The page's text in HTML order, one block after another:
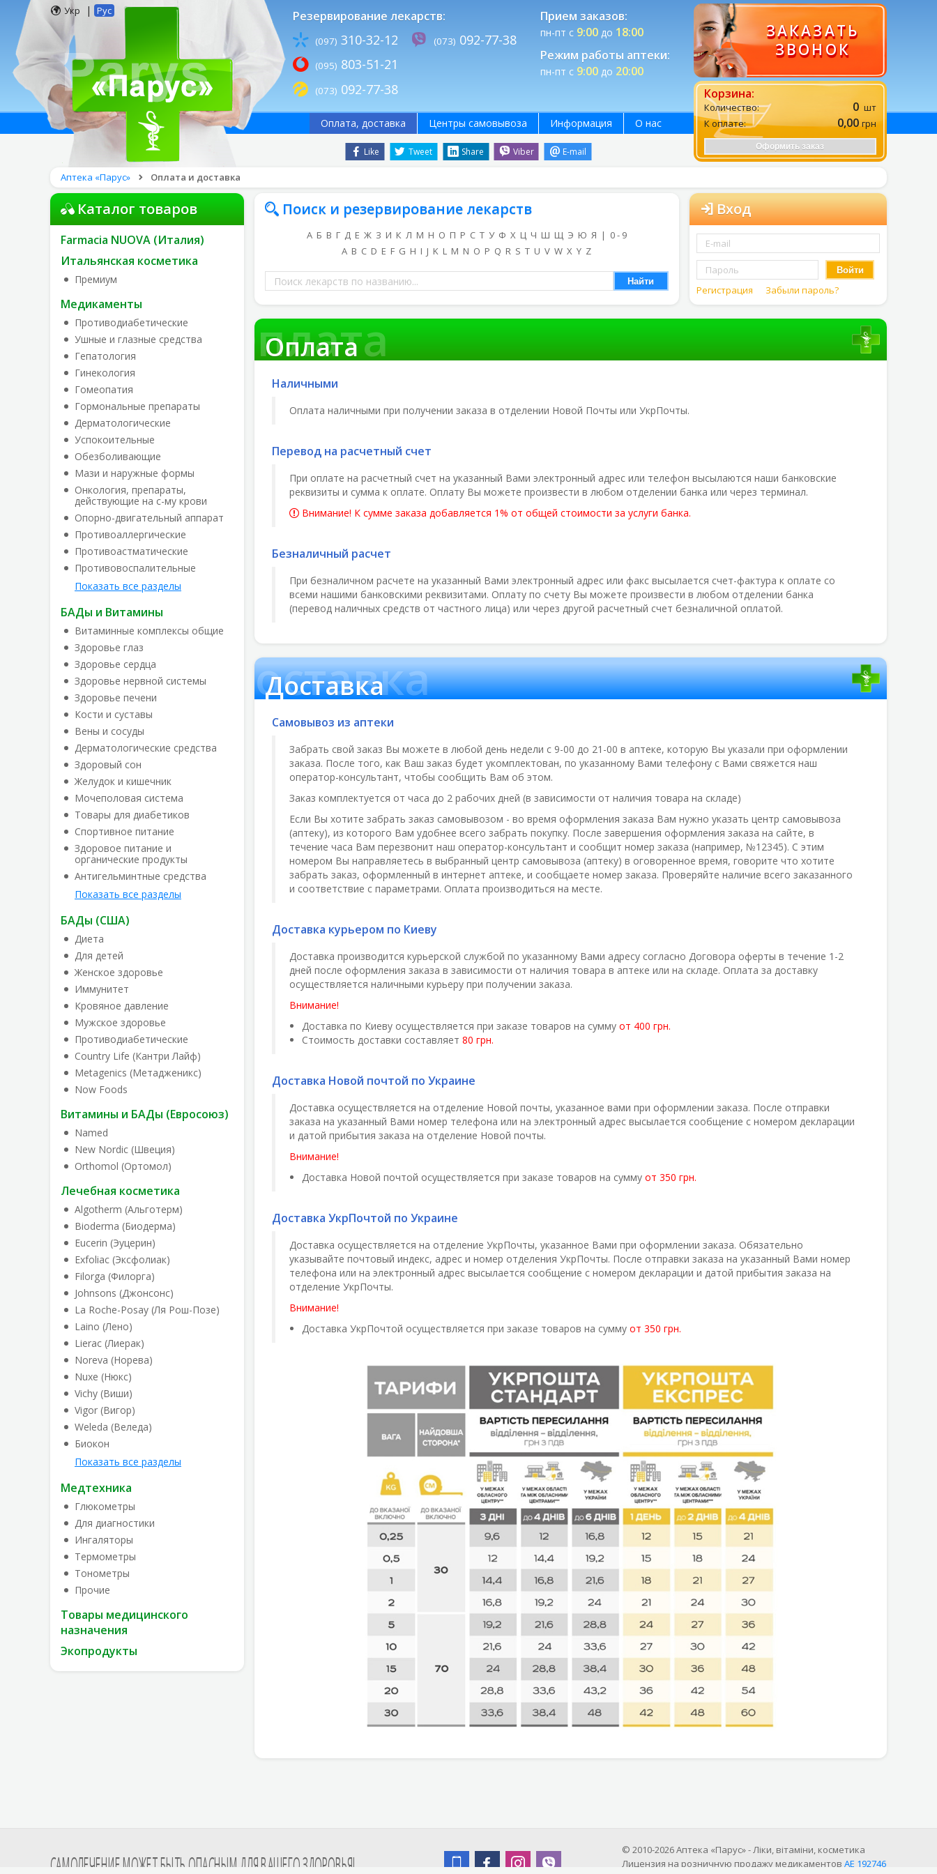
Укр | Рус Резервирование лекарств:
(097) 310-32-12
(095) 803-51-21
(073) 092-77-38
(073) 092-77-38
Прием заказов:
пн-пт с 9:00до 18:00
Режим работы аптеки:
пн-пт с 9:00до 20:00
ЗАКАЗАТЬ
ЗВОНОК
Корзина:
Количество: 0 шт
К оплате:
0,00 грн
Оформить заказ
Like Tweet Share Viber E-mail
Оплата, доставка Центры самовывоза Информация О нас
Аптека «Парус» Оплата и доставка
Каталог товаров
Farmacia NUOVA (Италия)
Итальянская косметика
Премиум
Медикаменты
Противодиабетические
Ушные и глазные средства
Гепатология
Гинекология
Гомеопатия
Гормональные препараты
Дерматологические
Успокоительные
Обезболивающие
Мази и наружные формы
Онкология, препараты,
действующие на с-му крови
Опорно-двигательный аппарат
Противоаллергические
Противоастматические
Противовоспалительные
Показать все разделы
БАДы и Витамины
Витаминные комплексы общие
Здоровье глаз
Здоровье сердца
Здоровье нервной системы
Здоровье печени
Кости и суставы
Вены и сосуды
Дерматологические средства
Здоровый сон
Желудок и кишечник
Мочеполовая система
Товары для диабетиков
Спортивное питание
Здоровое питание и
органические продукты
Антигельминтные средства
Показать все разделы
БАДы (США)
Диета
Для детей
Женское здоровье
Иммунитет
Кровяное давление
Мужское здоровье
Противодиабетические
Country Life (Кантри Лайф)
Metagenics (Метадженикс)
Now Foods
Витамины и БАДы (Евросоюз)
Named
New Nordic (Швеция)
Orthomol (Ортомол)
Лечебная косметика
Algotherm (Альготерм)
Bioderma (Биодерма)
Eucerin (Эуцерин)
Exfoliac (Эксфолиак)
Filorga (Филорга)
Johnsons (Джонсонс)
La Roche-Posay (Ля Рош-Позе)
Laino (Лено)
Lierac (Лиерак)
Noreva (Норева)
Nuxe (Нюкс)
Vichy (Виши)
Vigor (Вигор)
Weleda (Веледа)
Биокон
Показать все разделы
Медтехника
Глюкометры
Для диагностики
Ингаляторы
Термометры
Тонометры
Прочие
Товары медицинского
назначения
Экопродукты
Поиск и резервирование лекарств
А Б В Г Д Е Ж З И К Л М Н О П Р С Т У Ф Х Ц Ч Ш Щ Э Ю Я | 0 - 9
A B C D E F G H I J K L M N O P Q R S T U V W X Y Z
Поиск
лекарств
по
названию
Найти
Вход
Войти
Регистрация Забыли пароль?
Оплата
Оплата
Наличными
Оплата наличными при получении заказа в отделении Новой Почты или УкрПочты.
Перевод на расчетный счет
При оплате на расчетный счет на указанный Вами электронный адрес или телефон высылаются наши банковские
реквизиты и сумма к оплате. Оплату Вы можете произвести в любом отделении банка или через терминал.
Внимание! К сумме заказа добавляется 1% от общей стоимости за услуги банка.
Безналичный расчет
При безналичном расчете на указанный Вами электронный адрес или факс высылается счет-фактура к оплате со
всеми нашими банковскими реквизитами. Оплату по счету Вы можете произвести в любом отделении банка
(перевод наличных средств от частного лица) или через другой расчетный счет безналичной оплатой.
Доставка
Доставка
Самовывоз из аптеки
Забрать свой заказ Вы можете в любой день недели с 9-00 до 21-00 в аптеке, которую Вы указали при оформлении
заказа. После того, как Ваш заказ будет укомплектован, по указанному Вами телефону с Вами свяжется наш
оператор-консультант, чтобы сообщить Вам об этом.
Заказ комплектуется от часа до 2 рабочих дней (в зависимости от наличия товара на складе)
Если Вы хотите забрать заказ самовывозом - во время оформления заказа Вам нужно указать центр самовывоза
(аптеку), из которого Вам удобнее всего забрать покупку. После завершения оформления заказа на сайте, в
течение часа Вам перезвонит наш оператор-консультант и сообщит номер заказа (например, №12345). С этим
номером Вы направляетесь в выбранный центр самовывоза (аптеку) в оговоренное время, говорите что хотите
забрать заказ, оформленный в интернет аптеке, и сообщаете номер заказа. Проверяйте наличие всего заказанного
и соответствие с параметрами. Оплата производиться на месте.
Доставка курьером по Киеву
Доставка производится курьерской службой по указанному Вами адресу согласно Договора оферты в течение 1-2
дней после оформления заказа в зависимости от наличия товара в аптеке или на складе. Оплата за доставку
осуществляется наличными курьеру при получении заказа.
Внимание!
Доставка по Киеву осуществляется при заказе товаров на сумму от 400 грн.
Стоимость доставки составляет 80 грн.
Доставка Новой почтой по Украине
Доставка осуществляется на отделение Новой почты, указанное вами при оформлении заказа. После отправки
заказа на указанный Вами номер телефона или на электронный адрес высылается сообщение с номером декларации
и датой прибытия заказа на отделение Новой почты.
Внимание!
Доставка Новой почтой осуществляется при заказе товаров на сумму от 350 грн.
Доставка УкрПочтой по Украине
Доставка осуществляется на отделение УкрПочты, указанное Вами при оформлении заказа. Обязательно
указывайте почтовый индекс, адрес и номер отделения УкрПочты. После отправки заказа на указанный Вами номер
телефона или на электронный адрес высылается сообщение с номером декларации и датой прибытия заказа на
отделение УкрПочты.
Внимание!
Доставка УкрПочтой осуществляется при заказе товаров на сумму от 350 грн.
САМОЛЕЧЕНИЕ МОЖЕТ БЫТЬ ОПАСНЫМ ДЛЯ ВАШЕГО ЗДОРОВЬЯ!
© 2010-2026 Аптека «Парус» - Ліки, вітаміни, косметика
Лицензия на розничную продажу медикаментов АE 192746